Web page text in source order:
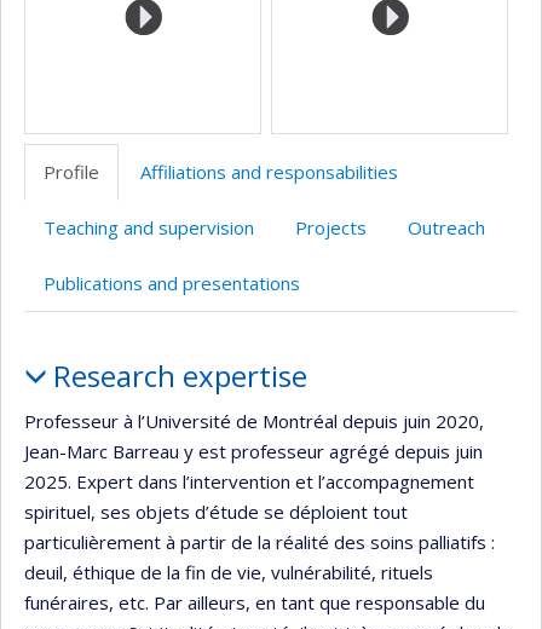
Profile Affiliations and responsabilities
Teaching and supervision Projects Outreach
Publications and presentations
Research expertise
Professeur à l’Université de Montréal depuis juin 2020,
Jean-Marc Barreau y est professeur agrégé depuis juin
2025. Expert dans l’intervention et l’accompagnement
spirituel, ses objets d’étude se déploient tout
particulièrement à partir de la réalité des soins palliatifs :
deuil, éthique de la fin de vie, vulnérabilité, rituels
funéraires, etc. Par ailleurs, en tant que responsable du